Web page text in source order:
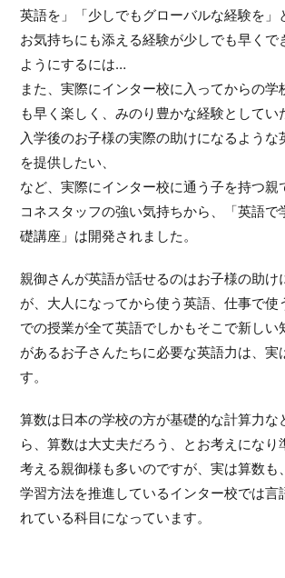
英語を」「少しでもグローバルな経験を」
お気持ちにも添える経験が少しでも早くで
ようにするには…
また、実際にインター校に入ってからの学
も早く楽しく、みのり豊かな経験として
入学後のお子様の実際の助けになるような
を提供したい、
など、実際にインター校に通う子を持つ親
コネスタッフの強い気持ちから、「英語で
礎講座」は開発されました。
親御さんが英語が話せるのはお子様の助け
が、大人になってから使う英語、仕事で使
での授業が全て英語でしかもそこで新しい
があるお子さんたちに必要な英語力は、実
す。
算数は日本の学校の方が基礎的な計算力な
ら、算数は大丈夫だろう、とお考えになり
考える親御様も多いのですが、実は算数も
学習方法を推進しているインター校では言
れている科目になっています。